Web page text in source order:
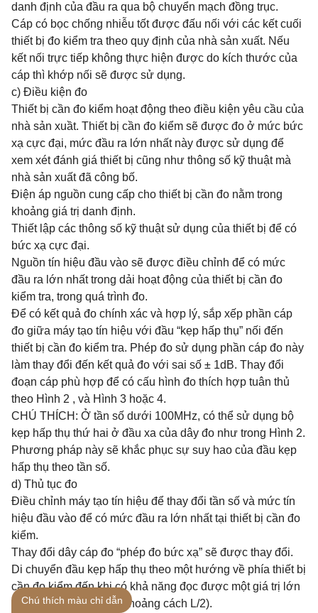
danh định của đầu ra qua bộ chuyển mạch đồng trục.
Cáp có bọc chống nhiễu tốt được đấu nối với các kết cuối
thiết bị đo kiểm tra theo quy định của nhà sản xuất. Nếu
kết nối trực tiếp không thực hiện được do kích thước của
cáp thì khớp nối sẽ được sử dụng.
c) Điều kiện đo
Thiết bị cần đo kiểm hoạt động theo điều kiện yêu cầu của
nhà sản xuầt. Thiết bị cần đo kiểm sẽ được đo ở mức bức
xạ cực đại, mức đầu ra lớn nhất này được sử dụng để
xem xét đánh giá thiết bị cũng như thông số kỹ thuật mà
nhà sản xuất đã công bố.
Điện áp nguồn cung cấp cho thiết bị cần đo nằm trong
khoảng giá trị danh định.
Thiết lập các thông số kỹ thuật sử dụng của thiết bị để có
bức xạ cực đại.
Nguồn tín hiệu đầu vào sẽ được điều chỉnh để có mức
đầu ra lớn nhất trong dải hoạt động của thiết bị cần đo
kiểm tra, trong quá trình đo.
Để có kết quả đo chính xác và hợp lý, sắp xếp phần cáp
đo giữa máy tạo tín hiệu với đầu “kẹp hấp thụ” nối đến
thiết bị cần đo kiểm tra. Phép đo sử dụng phần cáp đo này
làm thay đổi đến kết quả đo với sai số ± 1dB. Thay đổi
đoạn cáp phù hợp để có cấu hình đo thích hợp tuân thủ
theo Hình 2 , và Hình 3 hoặc 4.
CHÚ THÍCH: Ở tần số dưới 100MHz, có thể sử dụng bộ
kẹp hấp thụ thứ hai ở đầu xa của dây đo như trong Hình 2.
Phương pháp này sẽ khắc phục sự suy hao của đầu kẹp
hấp thụ theo tần số.
d) Thủ tục đo
Điều chỉnh máy tạo tín hiệu để thay đổi tần số và mức tín
hiệu đầu vào để có mức đầu ra lớn nhất tại thiết bị cần đo
kiểm.
Thay đổi dây cáp đo “phép đo bức xạ” sẽ được thay đổi.
Di chuyển đầu kẹp hấp thụ theo một hướng về phía thiết bị
cần đo kiểm đến khi có khả năng đọc được một giá trị lớn
nhất trong phép đo (ở khoảng cách L/2).
Chú thích màu chỉ dẫn